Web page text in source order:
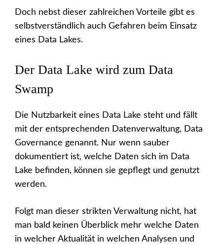
Doch nebst dieser zahlreichen Vorteile gibt es
selbstverständlich auch Gefahren beim Einsatz
eines Data Lakes.
Der Data Lake wird zum Data
Swamp
Die Nutzbarkeit eines Data Lake steht und fällt
mit der entsprechenden Datenverwaltung, Data
Governance genannt. Nur wenn sauber
dokumentiert ist, welche Daten sich im Data
Lake befinden, können sie gepflegt und genutzt
werden.
Folgt man dieser strikten Verwaltung nicht, hat
man bald keinen Überblick mehr welche Daten
in welcher Aktualität in welchen Analysen und